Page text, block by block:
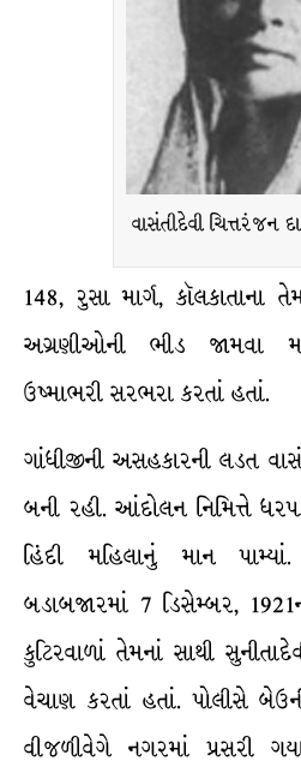
વાસંતીદેવી ચિત્તરંજન
148, રુસા માર્ગ, કૉલકાતાના
અગ્રણીઓની ભીડ જામવા
ઉષ્માભરી સરભરા કરતાં હતાં.
ગાંધીજીની અસહકારની લડત
બની રહી. આંદોલન નિમિત્તે
હિંદી મહિલાનું માન
બડાબજારમાં 7 ડિસેમ્બર,
કુટિરવાળાં તેમનાં સાથી
વેચાણ કરતાં હતાં. પોલીસે
વીજળીવેગે નગરમાં પ્રસરી